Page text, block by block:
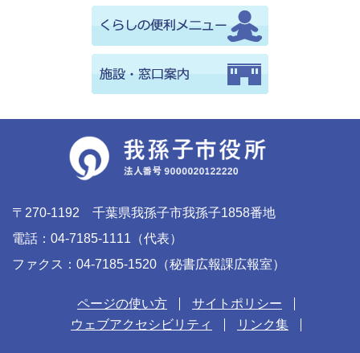
〒270-1192 千葉県我孫子市我孫子1858番地
電話：04-7185-1111（代表）
ファクス：04-7185-1520（秘書広報課広報室）
ページの使い方
サイトポリシー
ウェブアクセシビリティ
リンク集